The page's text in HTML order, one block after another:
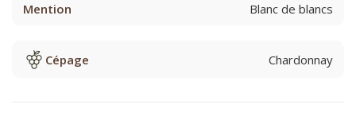
Mention Blanc de blancs
Cépage Chardonnay